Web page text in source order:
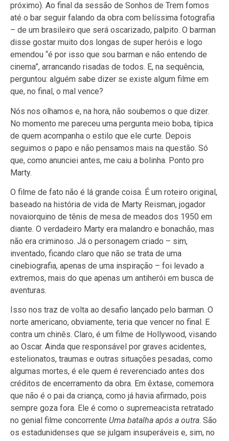
próximo). Ao final da sessão de Sonhos de Trem fomos
até o bar seguir falando da obra com belíssima fotografia
– de um brasileiro que será oscarizado, palpito. O barman
disse gostar muito dos longas de super heróis e logo
emendou “é por isso que sou barman e não entendo de
cinema”, arrancando risadas de todos. E, na sequência,
perguntou: alguém sabe dizer se existe algum filme em
que, no final, o mal vence?
Nós nos olhamos e, na hora, não soubemos o que dizer.
No momento me pareceu uma pergunta meio boba, típica
de quem acompanha o estilo que ele curte. Depois
seguimos o papo e não pensamos mais na questão. Só
que, como anunciei antes, me caiu a bolinha. Ponto pro
Marty.
O filme de fato não é lá grande coisa. É um roteiro original,
baseado na história de vida de Marty Reisman, jogador
novaiorquino de tênis de mesa de meados dos 1950 em
diante. O verdadeiro Marty era malandro e bonachão, mas
não era criminoso. Já o personagem criado – sim,
inventado, ficando claro que não se trata de uma
cinebiografia, apenas de uma inspiração – foi levado a
extremos, mais do que apenas um antiherói em busca de
aventuras.
Isso nos traz de volta ao desafio lançado pelo barman. O
norte americano, obviamente, teria que vencer no final. E
contra um chinês. Claro, é um filme de Hollywood, visando
ao Oscar. Ainda que responsável por graves acidentes,
estelionatos, traumas e outras situações pesadas, como
algumas mortes, é ele quem é reverenciado antes dos
créditos de encerramento da obra. Em êxtase, comemora
que não é o pai da criança, como já havia afirmado, pois
sempre goza fora. Ele é como o supremeacista retratado
no genial filme concorrente Uma batalha após a outra. São
os estadunidenses que se julgam insuperáveis e, sim, no